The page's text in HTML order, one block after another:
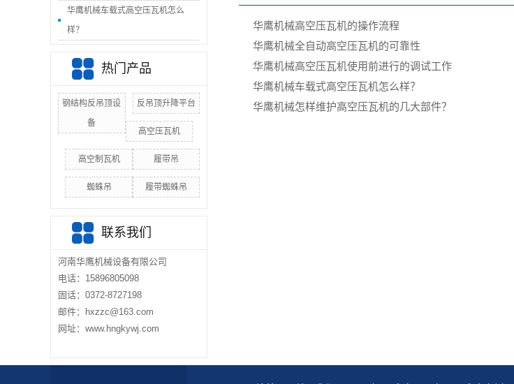
华鹰机械‌车载式高空压瓦机怎么
样？
热门产品
钢结构反吊顶设
备
反吊顶升降平台
高空压瓦机
高空制瓦机 履带吊
蜘蛛吊 履带蜘蛛吊
联系我们
河南华鹰机械设备有限公司
电话：15896805098
固话：0372-8727198
邮件：hxzzc@163.com
网址：www.hngkywj.com
华鹰机械高空压瓦机的操作流程
华鹰机械‌全自动高空压瓦机的可靠性
华鹰机械‌高空压瓦机使用前进行的调试工作
华鹰机械‌车载式高空压瓦机怎么样？
华鹰机械怎样维护高空压瓦机的几大部件？